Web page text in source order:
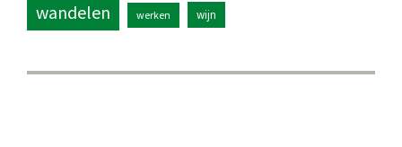
wandelen werken wijn